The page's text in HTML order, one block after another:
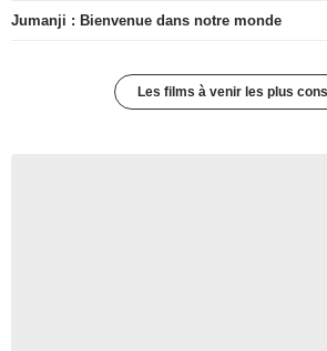
Jumanji : Bienvenue dans notre monde
Les films à venir les plus